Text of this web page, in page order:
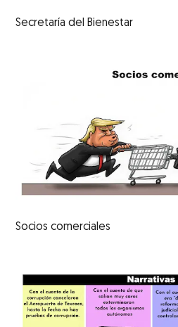
Secretaría del Bienestar
Socios comerciales